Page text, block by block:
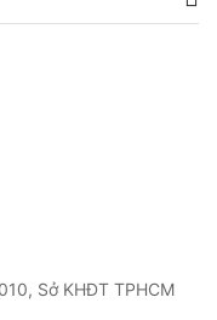
Sở KHĐT TPHCM